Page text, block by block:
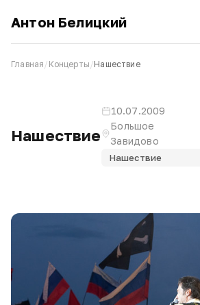
Антон Белицкий
Главная / Концерты /Нашествие
Нашествие
10.07.2009
Большое
Завидово
Нашествие